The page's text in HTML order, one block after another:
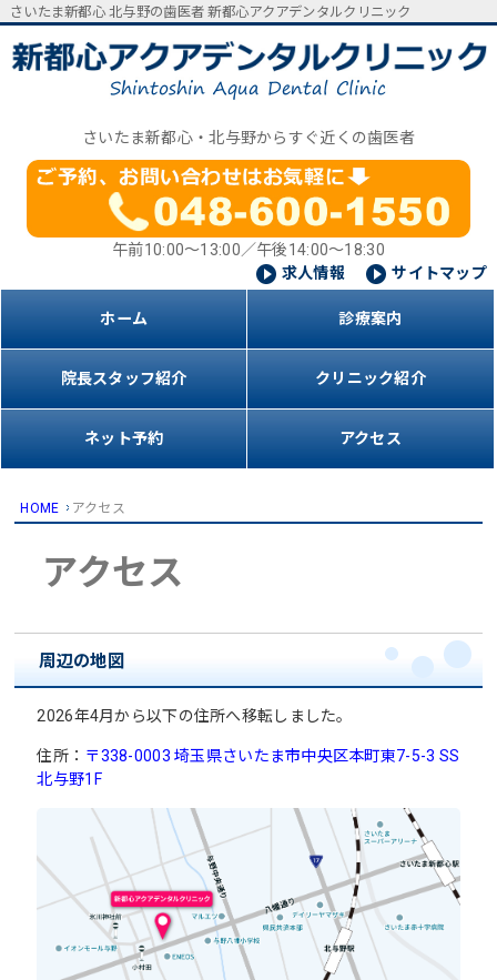
さいたま新都心 北与野の歯医者 新都心アクアデンタルクリニック
さいたま新都心・北与野からすぐ近くの歯医者
午前10:00～13:00／午後14:00～18:30
求人情報
サイトマップ
ホーム 診療案内
院長スタッフ紹介 クリニック紹介
ネット予約 アクセス
HOME アクセス
アクセス
周辺の地図
2026年4月から以下の住所へ移転しました。
住所： 〒338-0003 埼玉県さいたま市中央区本町東7-5-3 SS
北与野1F